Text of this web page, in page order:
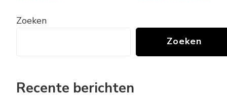
Zoeken
Zoeken
Recente berichten